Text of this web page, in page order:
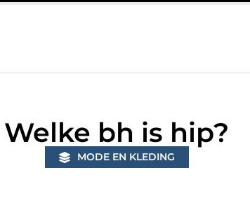
Controleer of je sloten nog voldoen aan de huidig
Welke bh is hip?
MODE EN KLEDING